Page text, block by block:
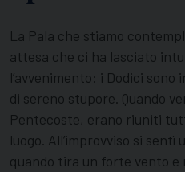
La Pala che stiamo
attesa che ci ha lasciato
l’avvenimento: i Dodici
di sereno stupore. Quando
Pentecoste, erano riuniti
luogo. All’improvviso si
quando tira un forte vento e